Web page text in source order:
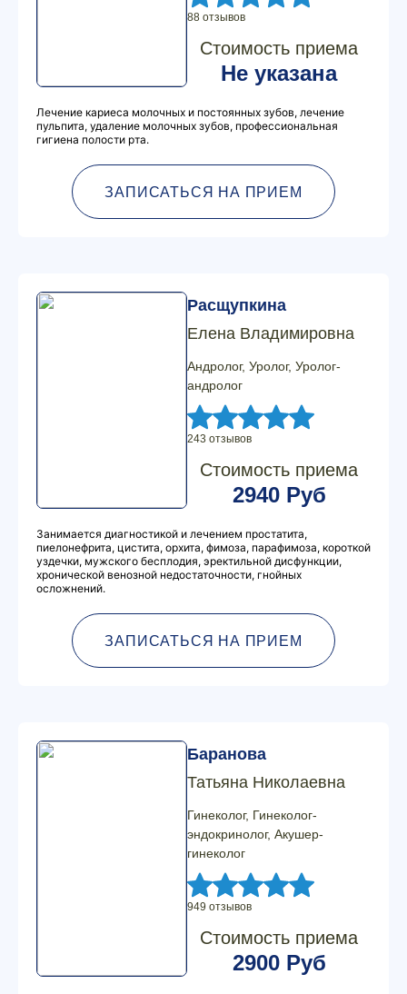
88 отзывов
Стоимость приема
Не указана
Лечение кариеса молочных и постоянных зубов, лечение
пульпита, удаление молочных зубов, профессиональная
гигиена полости рта.
ЗАПИСАТЬСЯ НА ПРИЕМ
Расщупкина
Елена Владимировна
Андролог, Уролог, Уролог-
андролог
243 отзывов
Стоимость приема
2940 Руб
Занимается диагностикой и лечением простатита,
пиелонефрита, цистита, орхита, фимоза, парафимоза, короткой
уздечки, мужского бесплодия, эректильной дисфункции,
хронической венозной недостаточности, гнойных
осложнений.
ЗАПИСАТЬСЯ НА ПРИЕМ
Баранова
Татьяна Николаевна
Гинеколог, Гинеколог-
эндокринолог, Акушер-
гинеколог
949 отзывов
Стоимость приема
2900 Руб